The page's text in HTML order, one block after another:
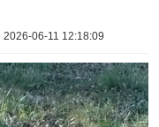
2026-06-11 12:18:09